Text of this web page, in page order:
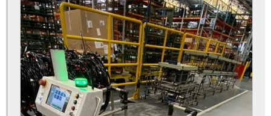
Análise de risco máquinas e equipamentos
Análise de risco nr12
Análise de risco plataforma elevatória
Análise de risco prensa hidráulica
Análise de risco projeto